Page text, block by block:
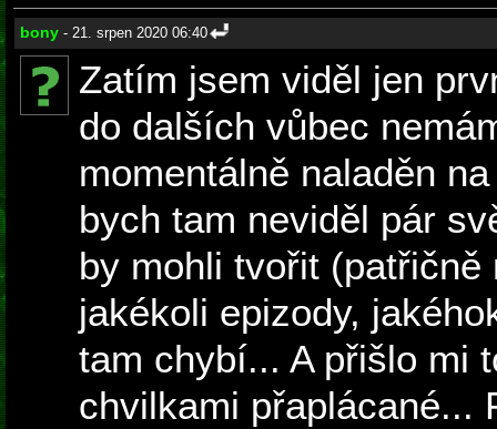
bony - 21. srpen 2020 06:40
Zatím jsem viděl jen
do dalších vůbec
momentálně naladěn
bych tam neviděl pár
by mohli tvořit
jakékoli epizody,
tam chybí... A přišlo mi
chvilkami přaplácané...